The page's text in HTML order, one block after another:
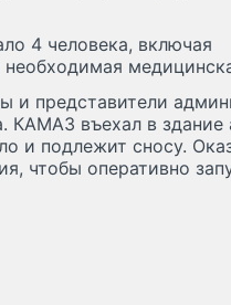
4 человека, включая
необходимая
и представители
КАМАЗ въехал в здание
и подлежит сносу.
чтобы оперативно